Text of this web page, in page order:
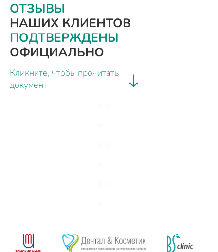
ОТЗЫВЫ
НАШИХ КЛИЕНТОВ
ПОДТВЕРЖДЕНЫ
ОФИЦИАЛЬНО
Кликните, чтобы прочитать
документ